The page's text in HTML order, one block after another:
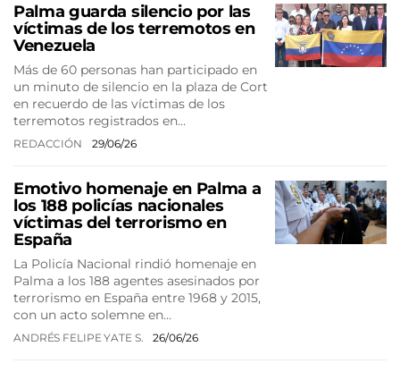
Palma guarda silencio por las
víctimas de los terremotos en
Venezuela
Más de 60 personas han participado en
un minuto de silencio en la plaza de Cort
en recuerdo de las víctimas de los
terremotos registrados en…
REDACCIÓN 29/06/26
Emotivo homenaje en Palma a
los 188 policías nacionales
víctimas del terrorismo en
España
La Policía Nacional rindió homenaje en
Palma a los 188 agentes asesinados por
terrorismo en España entre 1968 y 2015,
con un acto solemne en…
ANDRÉS FELIPE YATE S. 26/06/26